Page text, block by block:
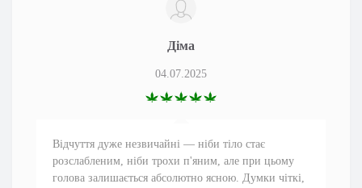
Діма
04.07.2025
Відчуття дуже незвичайні — ніби тіло стає
розслабленим, ніби трохи п'яним, але при цьому
голова залишається абсолютно ясною. Думки чіткі,